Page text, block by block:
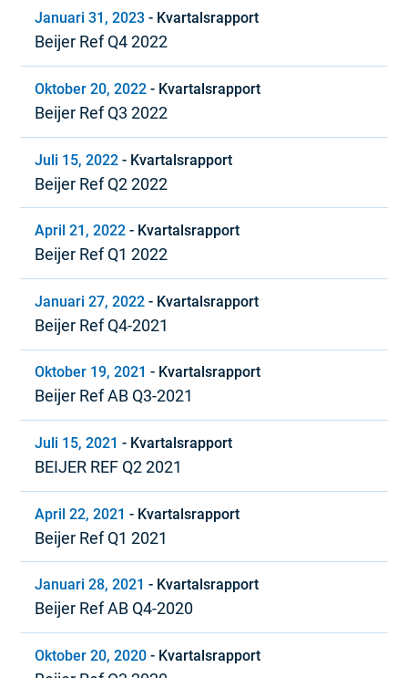
Januari 31, 2023 - Kvartalsrapport
Beijer Ref Q4 2022
Oktober 20, 2022 - Kvartalsrapport
Beijer Ref Q3 2022
Juli 15, 2022 - Kvartalsrapport
Beijer Ref Q2 2022
April 21, 2022 - Kvartalsrapport
Beijer Ref Q1 2022
Januari 27, 2022 - Kvartalsrapport
Beijer Ref Q4-2021
Oktober 19, 2021 - Kvartalsrapport
Beijer Ref AB Q3-2021
Juli 15, 2021 - Kvartalsrapport
BEIJER REF Q2 2021
April 22, 2021 - Kvartalsrapport
Beijer Ref Q1 2021
Januari 28, 2021 - Kvartalsrapport
Beijer Ref AB Q4-2020
Oktober 20, 2020 - Kvartalsrapport